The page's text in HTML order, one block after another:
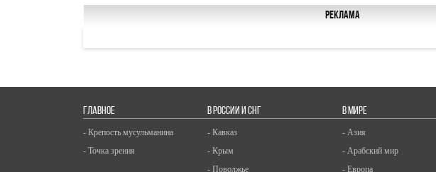
Реклама
ГЛАВНОЕ
- Крепость мусульманина
- Точка зрения
В РОССИИ И СНГ
- Кавказ
- Крым
- Поволжье
В МИРЕ
- Азия
- Арабский мир
- Европа